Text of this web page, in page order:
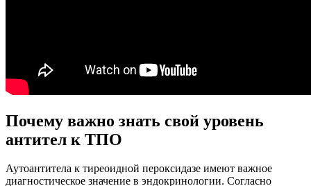
Почему важно знать свой уровень
антител к ТПО
Аутоантитела к тиреоидной пероксидазе имеют важное
диагностическое значение в эндокринологии. Согласно